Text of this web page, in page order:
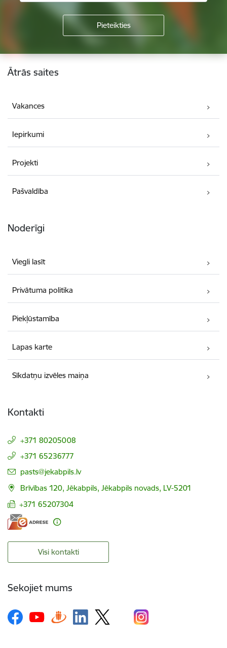
Kājene
Ātrās saites
Vakances
Iepirkumi
Projekti
Pašvaldība
Noderīgi
Viegli lasīt
Privātuma politika
Piekļūstamība
Lapas karte
Sīkdatņu izvēles maiņa
Kontakti
+371 80205008
+371 65236777
E-pasts:
pasts@jekabpils.lv
Brīvības 120, Jēkabpils, Jēkabpils novads, LV-5201
+371 65207304
Visi kontakti
Sekojiet mums